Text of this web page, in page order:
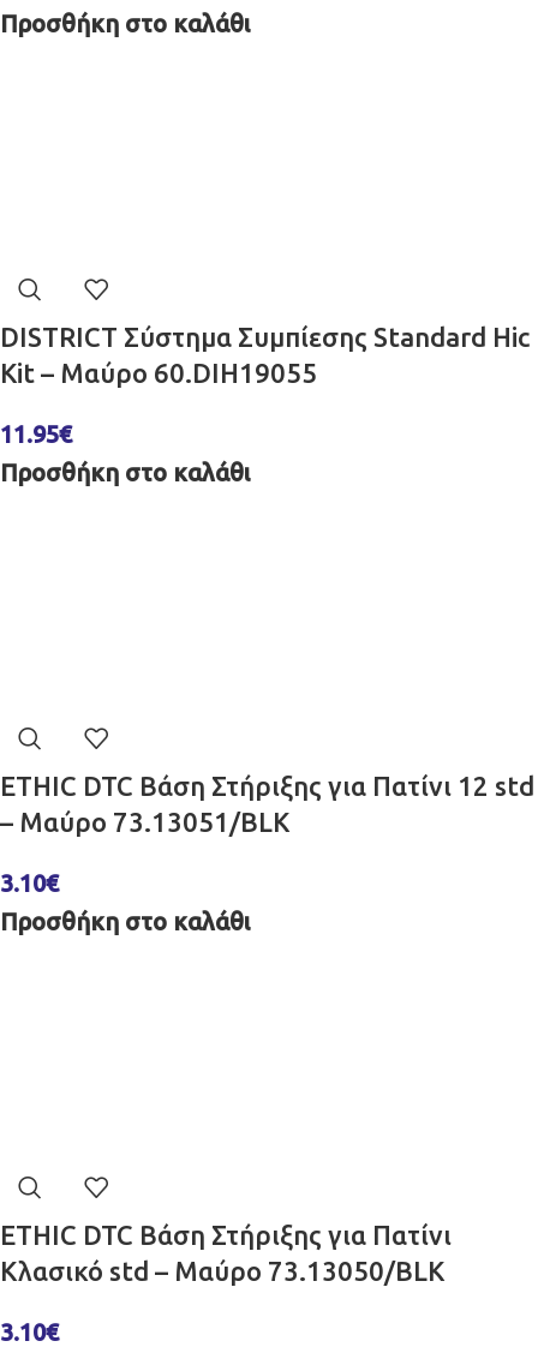
Προσθήκη στο καλάθι
DISTRICT Σύστημα Συμπίεσης Standard Hic
Kit – Μαύρο 60.DIH19055
11.95€
Προσθήκη στο καλάθι
ETHIC DTC Βάση Στήριξης για Πατίνι 12 std
– Μαύρο 73.13051/BLK
3.10€
Προσθήκη στο καλάθι
ETHIC DTC Βάση Στήριξης για Πατίνι
Κλασικό std – Μαύρο 73.13050/BLK
3.10€